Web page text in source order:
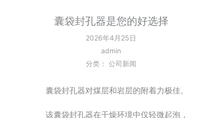
囊袋封孔器是您的好选择
2026年4月25日
admin
分类： 公司新闻
囊袋封孔器对煤层和岩层的附着力极佳。
该囊袋封孔器在干燥环境中仅轻微起泡，